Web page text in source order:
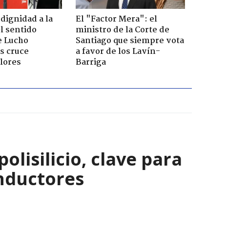
a la
sentido
Lucho
cruce
El "Factor Mera": el
ministro de la Corte de
Santiago que siempre vota
a favor de los Lavín-
Barriga
clave para